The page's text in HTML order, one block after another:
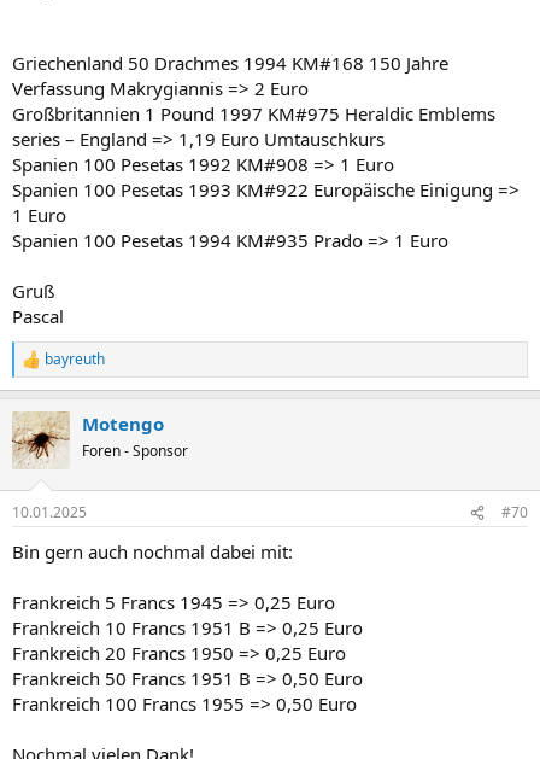
Griechenland 50 Drachmes 1994 KM#168 150 Jahre
Verfassung Makrygiannis => 2 Euro
Großbritannien 1 Pound 1997 KM#975 Heraldic Emblems
series – England => 1,19 Euro Umtauschkurs
Spanien 100 Pesetas 1992 KM#908 => 1 Euro
Spanien 100 Pesetas 1993 KM#922 Europäische Einigung =>
1 Euro
Spanien 100 Pesetas 1994 KM#935 Prado => 1 Euro
Gruß
Pascal
R
e
k
t
i
e
:
bayreuth
Motengo
Foren - Sponsor
10.01.2025 #70
Bin gern auch nochmal dabei mit:
Frankreich 5 Francs 1945 => 0,25 Euro
Frankreich 10 Francs 1951 B => 0,25 Euro
Frankreich 20 Francs 1950 => 0,25 Euro
Frankreich 50 Francs 1951 B => 0,50 Euro
Frankreich 100 Francs 1955 => 0,50 Euro
Nochmal vielen Dank!